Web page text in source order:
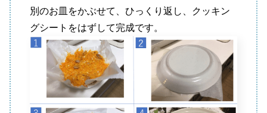
別のお皿をかぶせて、ひっくり返し、クッキン
グシートをはずして完成です。